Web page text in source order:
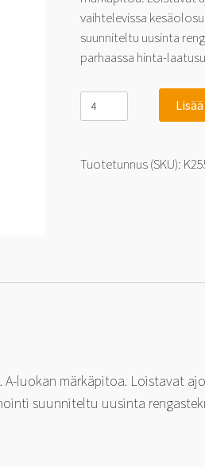
vaihtelevissa
suunniteltu uusinta
parhaassa hinta-
Linglong
Grip
Master
255/70-
Tuotetunnus (SKU):
A-luokan märkäpitoa. Loistavat
suunniteltu uusinta